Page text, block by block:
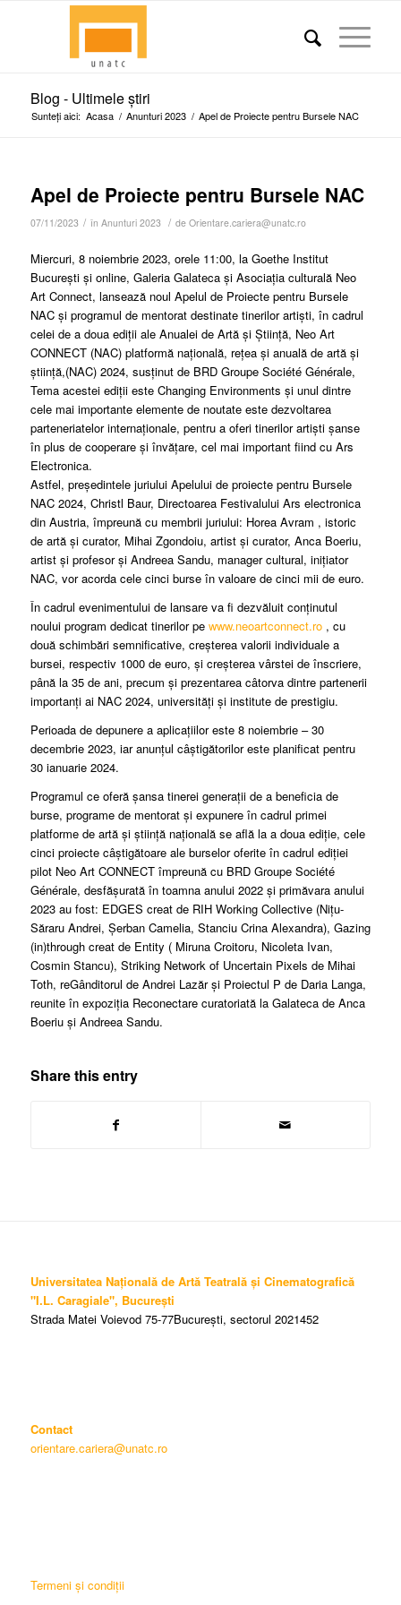
Blog - Ultimele știri
Sunteți aici: Acasa / Anunturi 2023 / Apel de Proiecte pentru Bursele NAC
Apel de Proiecte pentru Bursele NAC
07/11/2023 / în Anunturi 2023 / de Orientare.cariera@unatc.ro
Miercuri, 8 noiembrie 2023, orele 11:00, la Goethe Institut
București și online, Galeria Galateca și Asociația culturală Neo
Art Connect, lansează noul Apelul de Proiecte pentru Bursele
NAC și programul de mentorat destinate tinerilor artiști, în cadrul
celei de a doua ediții ale Anualei de Artă și Știință, Neo Art
CONNECT (NAC) platformă națională, rețea și anuală de artă și
știință,(NAC) 2024, susținut de BRD Groupe Société Générale,
Tema acestei ediții este Changing Environments și unul dintre
cele mai importante elemente de noutate este dezvoltarea
parteneriatelor internaționale, pentru a oferi tinerilor artiști șanse
în plus de cooperare și învățare, cel mai important fiind cu Ars
Electronica.
Astfel, președintele juriului Apelului de proiecte pentru Bursele
NAC 2024, Christl Baur, Directoarea Festivalului Ars electronica
din Austria, împreună cu membrii juriului: Horea Avram , istoric
de artă și curator, Mihai Zgondoiu, artist și curator, Anca Boeriu,
artist și profesor și Andreea Sandu, manager cultural, inițiator
NAC, vor acorda cele cinci burse în valoare de cinci mii de euro.
În cadrul evenimentului de lansare va fi dezvăluit conținutul
noului program dedicat tinerilor pe www.neoartconnect.ro, cu
două schimbări semnificative, creșterea valorii individuale a
bursei, respectiv 1000 de euro, și creșterea vârstei de înscriere,
până la 35 de ani, precum și prezentarea câtorva dintre partenerii
importanți ai NAC 2024, universități și institute de prestigiu.
Perioada de depunere a aplicațiilor este 8 noiembrie – 30
decembrie 2023, iar anunțul câștigătorilor este planificat pentru
30 ianuarie 2024.
Programul ce oferă șansa tinerei generații de a beneficia de
burse, programe de mentorat și expunere în cadrul primei
platforme de artă și știință națională se află la a doua ediție, cele
cinci proiecte câștigătoare ale burselor oferite în cadrul ediției
pilot Neo Art CONNECT împreună cu BRD Groupe Société
Générale, desfășurată în toamna anului 2022 și primăvara anului
2023 au fost: EDGES creat de RIH Working Collective (Nițu-
Săraru Andrei, Șerban Camelia, Stanciu Crina Alexandra), Gazing
(in)through creat de Entity ( Miruna Croitoru, Nicoleta Ivan,
Cosmin Stancu), Striking Network of Uncertain Pixels de Mihai
Toth, reGânditorul de Andrei Lazăr și Proiectul P de Daria Langa,
reunite în expoziția Reconectare curatoriată la Galateca de Anca
Boeriu și Andreea Sandu.
Share this entry
Universitatea Națională de Artă Teatrală și Cinematografică
"I.L. Caragiale", București
Strada Matei Voievod 75-77București, sectorul 2021452
Contact
orientare.cariera@unatc.ro
Termeni și condiții